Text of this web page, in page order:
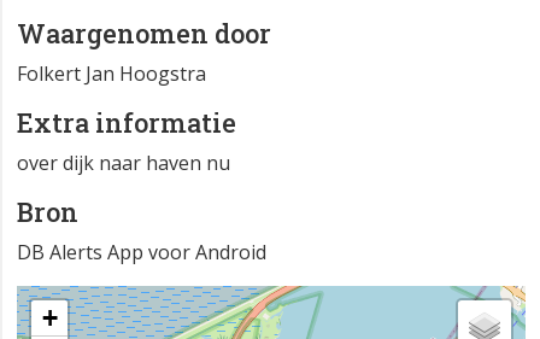
Waargenomen door
Folkert Jan Hoogstra
Extra informatie
over dijk naar haven nu
Bron
DB Alerts App voor Android
+